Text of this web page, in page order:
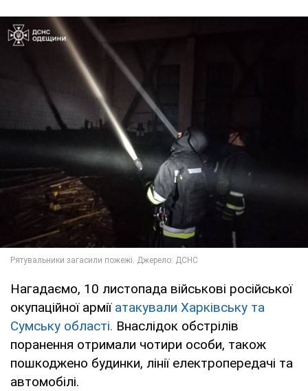
Нагадаємо, 10 листопада військові російської
окупаційної армії атакували Харківську та
Сумську області. Внаслідок обстрілів
поранення отримали чотири особи, також
пошкоджено будинки, лінії електропередачі та
автомобілі.